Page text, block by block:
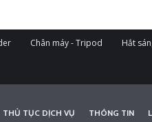
Chân máy - Tripod Hắt
THỦ TỤC DỊCH VỤ THÔNG TIN